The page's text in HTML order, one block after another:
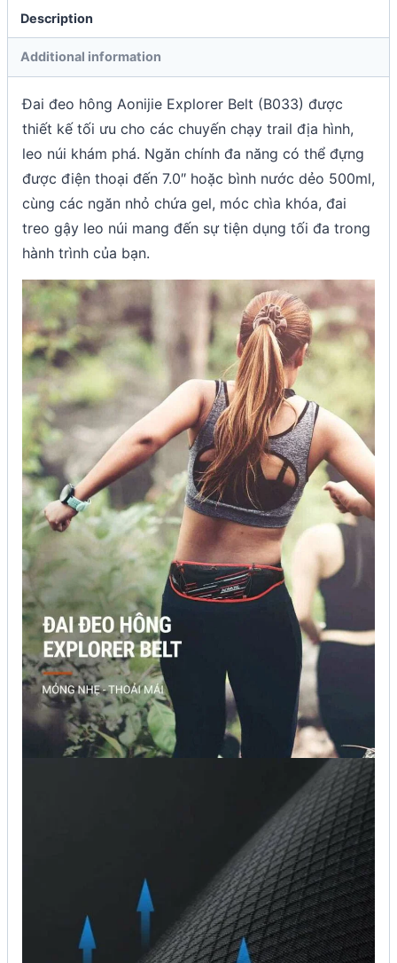
Description
Additional information
Đai đeo hông Aonijie Explorer Belt (B033) được
thiết kế tối ưu cho các chuyến chạy trail địa hình,
leo núi khám phá. Ngăn chính đa năng có thể đựng
được điện thoại đến 7.0″ hoặc bình nước dẻo 500ml,
cùng các ngăn nhỏ chứa gel, móc chìa khóa, đai
treo gậy leo núi mang đến sự tiện dụng tối đa trong
hành trình của bạn.